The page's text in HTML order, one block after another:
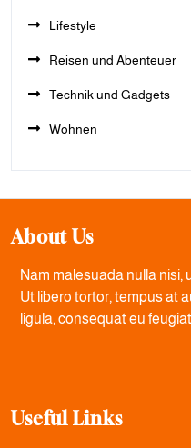
Lifestyle
Reisen und Abenteuer
Technik und Gadgets
Wohnen
About Us
Nam malesuada nulla nisi,
Ut libero tortor, tempus at
ligula, consequat eu
Useful Links